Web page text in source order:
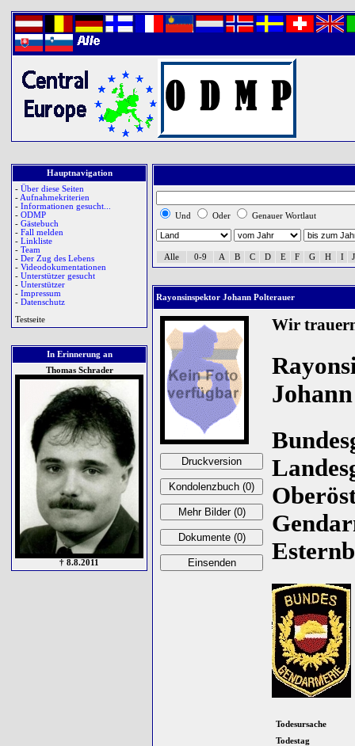
Hauptnavigation
- Über diese Seiten
- Aufnahmekriterien
- Informationen gesucht...
- ODMP
- Gästebuch
- Fall melden
- Linkliste
- Team
- Der Zug des Lebens
- Videodokumentationen
- Unterstützer gesucht
- Unterstützer
- Impressum
- Datenschutz
Testseite
In Erinnerung an
Thomas Schrader
† 8.8.2011
Und Oder Genauer Wortlaut
Alle 0-9 A B C D E F G H I J
Rayonsinspektor Johann Polterauer
Wir
Todesursache
Todestag